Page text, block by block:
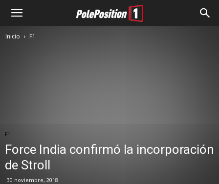
Inicio F1
F1
Force India confirmó la incorporación
de Stroll
30 noviembre, 2018